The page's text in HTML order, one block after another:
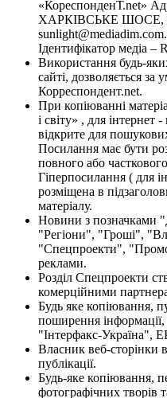
«КореспонденТ.net»
ХАРКІВСЬКЕ ШОСЕ,
Ідентифікатор медіа –
Використання будь-
сайті, дозволяється
Корреспондент.net.
При копіюванні
і світу» , для інтернет
відкрите для
Посилання має бути
повного або
Гіперпосилання ( для
розміщена в
матеріалу.
Новини з позначками
"Регіони", "Гроші",
"Спецпроекти",
реклами.
Розділ Спецпроекти
комерційними
Будь яке копіювання,
поширення
"Інтерфакс-Україна",
Власник веб-сторінки
публікації.
Будь-яке копіювання,
фотографічних творів